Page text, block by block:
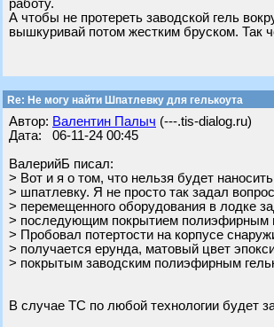
работу.
А чтобы не протереть заводской гель
вышкуривай потом жестким бруском. Так
Re: Не могу найти Шпатлевку для гелькоута
Автор: Валентин Палыч (---.tis-dialog.ru)
Дата: 06-11-24 00:45
ВалерийБ писал:
> Вот и я о том, что нельзя будет
> шпатлевку. Я не просто так задал
> перемещенного оборудования в лодке
> последующим покрытием полиэфирным
> Пробовал потертости на корпусе
> получается ерунда, матовый цвет
> покрытым заводским полиэфирным
В случае ТС по любой технологии будет